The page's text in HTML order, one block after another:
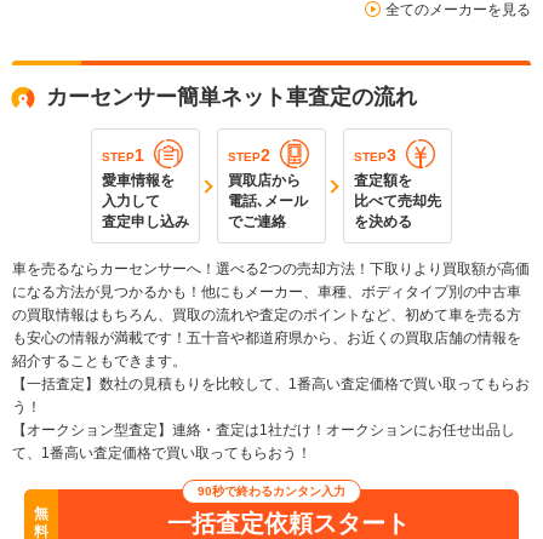
全てのメーカーを見る
カーセンサー簡単ネット車査定の流れ
STEP1
愛車情報を
入力して
査定申し込み
STEP2
買取店から
電話､メール
でご連絡
STEP3
査定額を
比べて売却先
を決める
車を売るならカーセンサーへ！選べる2つの売却方法！下取りより買取額が高価
になる方法が見つかるかも！他にもメーカー、車種、ボディタイプ別の中古車
の買取情報はもちろん、買取の流れや査定のポイントなど、初めて車を売る方
も安心の情報が満載です！五十音や都道府県から、お近くの買取店舗の情報を
紹介することもできます。
【一括査定】数社の見積もりを比較して、1番高い査定価格で買い取ってもらお
う！
【オークション型査定】連絡・査定は1社だけ！オークションにお任せ出品し
て、1番高い査定価格で買い取ってもらおう！
無
料
90秒で終わるカンタン入力
一括査定依頼スタート